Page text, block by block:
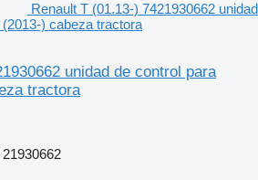
Renault T (01.13-) 7421930662 unidad
) cabeza tractora
unidad de control para
tractora